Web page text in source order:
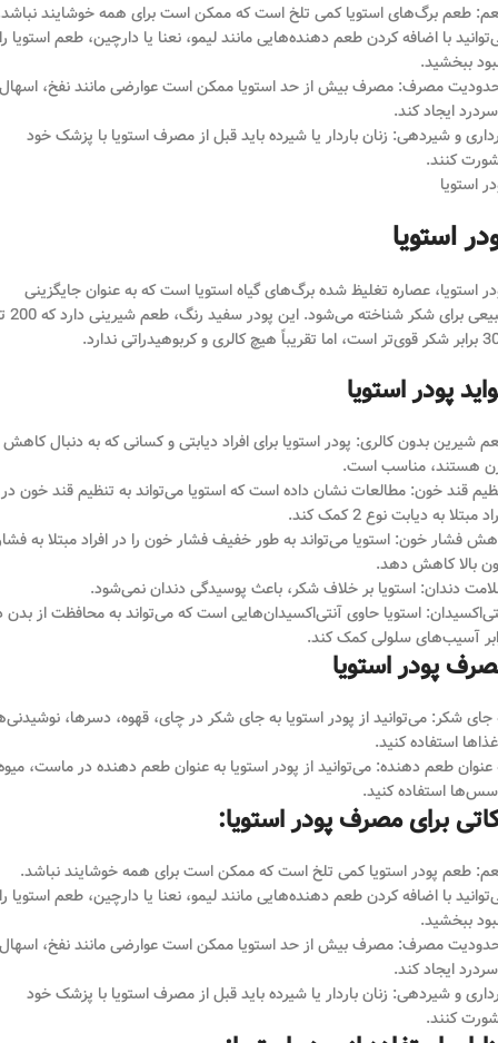
طعم برگ‌های استویا کمی تلخ است که ممکن است برای همه خوشایند
با اضافه کردن طعم دهنده‌هایی مانند لیمو، نعنا یا دارچین، طعم استویا
ببخشید.
مصرف: مصرف بیش از حد استویا ممکن است عوارضی مانند نفخ، اسهال
ایجاد کند.
و شیردهی: زنان باردار یا شیرده باید قبل از مصرف استویا با پزشک خود
کنند.
استویا
استویا
استویا، عصاره تغلیظ شده برگ‌های گیاه استویا است که به عنوان جایگزینی
طبیعی برای شکر شناخته
کالری و کربوهیدراتی ندارد.
پودر استویا
شیرین بدون کالری: پودر استویا برای افراد دیابتی و کسانی که به دنبال کاهش
هستند، مناسب است.
قند خون: مطالعات نشان داده است که استویا می‌تواند به تنظیم قند خون در
مبتلا به دیابت نوع 2 کمک کند.
فشار خون: استویا می‌تواند به طور خفیف فشار خون را در افراد مبتلا به
بالا کاهش دهد.
دندان: استویا بر خلاف شکر، باعث پوسیدگی دندان نمی‌شود.
استویا حاوی آنتی‌اکسیدان‌هایی است که می‌تواند به محافظت از بدن
آسیب‌های سلولی کمک کند.
پودر استویا
جای شکر: می‌توانید از پودر استویا به جای شکر در چای، قهوه، دسرها،
استفاده کنید.
عنوان طعم دهنده: می‌توانید از پودر استویا به عنوان طعم دهنده در ماست،
استفاده کنید.
برای مصرف پودر استویا:
طعم پودر استویا کمی تلخ است که ممکن است برای همه خوشایند نباشد.
با اضافه کردن طعم دهنده‌هایی مانند لیمو، نعنا یا دارچین، طعم استویا
ببخشید.
مصرف: مصرف بیش از حد استویا ممکن است عوارضی مانند نفخ، اسهال
ایجاد کند.
و شیردهی: زنان باردار یا شیرده باید قبل از مصرف استویا با پزشک خود
کنند.